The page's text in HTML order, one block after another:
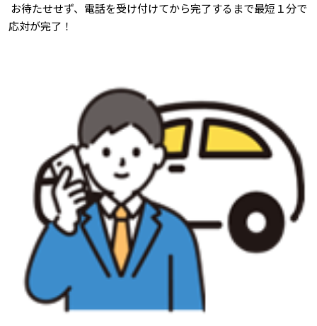
お待たせせず、電話を受け付けてから完了するまで最短１分で
応対が完了！